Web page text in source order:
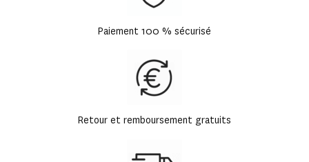
Paiement 100 % sécurisé
Retour et remboursement gratuits